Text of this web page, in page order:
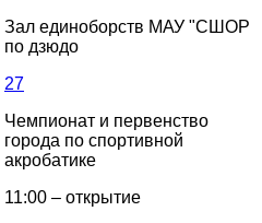
Зал единоборств МАУ "СШОР
по дзюдо
27
Чемпионат и первенство
города по спортивной
акробатике
11:00 – открытие